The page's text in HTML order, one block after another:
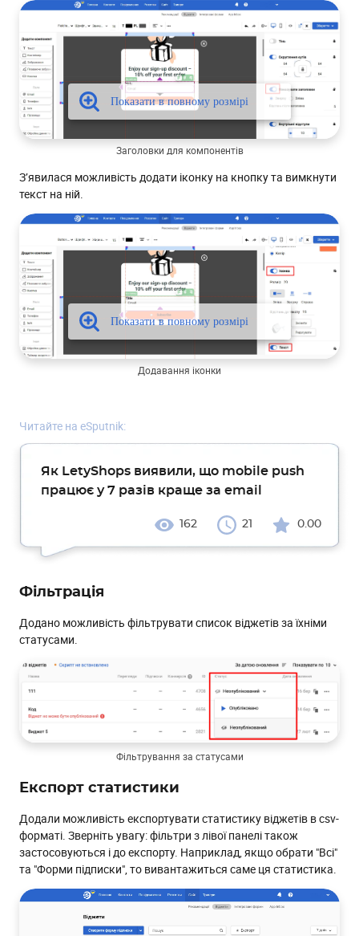
Заголовки для компонентів
З’явилася можливість додати іконку на кнопку та вимкнути
текст на ній.
Додавання іконки
Читайте на eSputnik:
Як LetyShops виявили, що mobile push
працює у 7 разів краще за email
162 21 0.00
Фільтрація
Додано можливість фільтрувати список віджетів за їхніми
статусами.
Фільтрування за статусами
Експорт статистики
Додали можливість експортувати статистику віджетів в csv-
форматі. Зверніть увагу: фільтри з лівої панелі також
застосовуються і до експорту. Наприклад, якщо обрати "Всі"
та "Форми підписки", то вивантажиться саме ця статистика.